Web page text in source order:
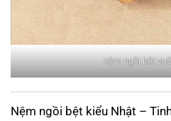
nệm ngồi bệt
Nệm ngồi bệt kiểu Nhật –